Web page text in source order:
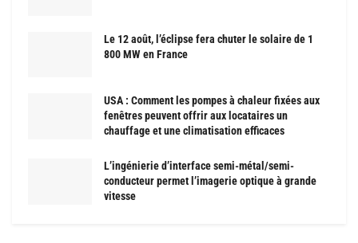
Le 12 août, l’éclipse fera chuter le solaire de 1
800 MW en France
USA : Comment les pompes à chaleur fixées aux
fenêtres peuvent offrir aux locataires un
chauffage et une climatisation efficaces
L’ingénierie d’interface semi-métal/semi-
conducteur permet l’imagerie optique à grande
vitesse